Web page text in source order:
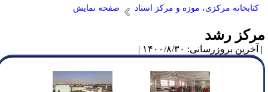
کتابخانه مرکزی، موزه و مرکز اسناد صفحه نمایش
رشد
بروزرسانی: ۱۴۰۰/۸/۳۰ |